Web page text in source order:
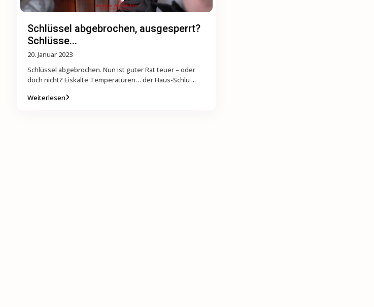
Schlüssel abgebrochen, ausgesperrt?
Schlüsse...
20. Januar 2023
Schlüssel abgebrochen. Nun ist guter Rat teuer – oder
doch nicht? Eiskalte Temperaturen… der Haus-Schlü ...
Weiterlesen